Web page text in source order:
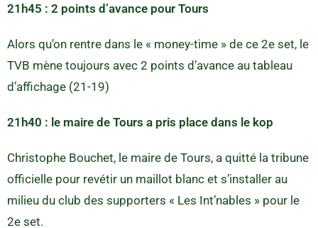
21h45 : 2 points d’avance pour Tours
Alors qu’on rentre dans le « money-time » de ce 2e set, le
TVB mène toujours avec 2 points d’avance au tableau
d’affichage (21-19)
21h40 : le maire de Tours a pris place dans le kop
Christophe Bouchet, le maire de Tours, a quitté la tribune
officielle pour revétir un maillot blanc et s’installer au
milieu du club des supporters « Les Int’nables » pour le
2e set.